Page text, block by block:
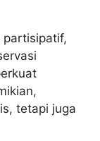
partisipatif,
tetapi juga